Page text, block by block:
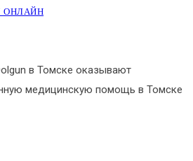
ОНЛАЙН
в Томске оказывают
медицинскую помощь в Томске